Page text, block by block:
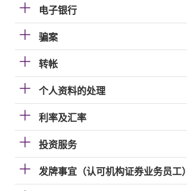
电子银行
骗案
转帐
个人资料的处理
利率及汇率
投资服务
发牌事宜（认可机构证券业务员工）